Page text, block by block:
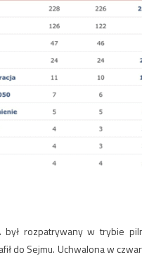
był rozpatrywany w trybie
do Sejmu. Uchwalona w